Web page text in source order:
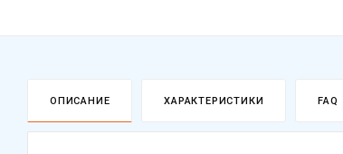
ОПИСАНИЕ ХАРАКТЕРИСТИКИ FAQ